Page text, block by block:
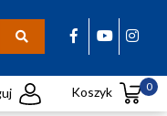
Koszyk 0